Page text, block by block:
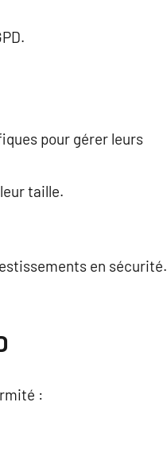
pour gérer leurs
taille.
en sécurité.
: